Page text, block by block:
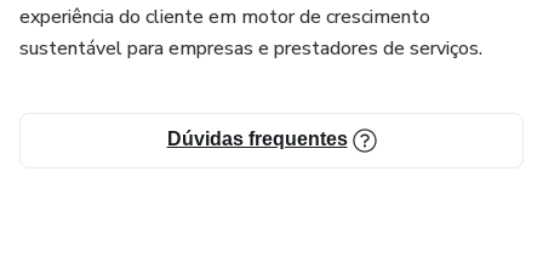
- Um planejamento 360 do seu ano focando nos seus
principais objetivos e áreas da vida
- Direcionamento mensal com atividades e marcos a
serem salvos no google agenda com um clique
experiência do cliente em motor de crescimento
sustentável para empresas e prestadores de serviços.
Dúvidas frequentes